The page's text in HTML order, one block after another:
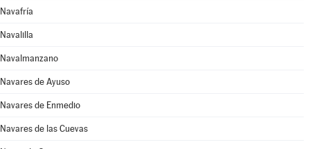
Navafría
Navalilla
Navalmanzano
Navares de Ayuso
Navares de Enmedio
Navares de las Cuevas